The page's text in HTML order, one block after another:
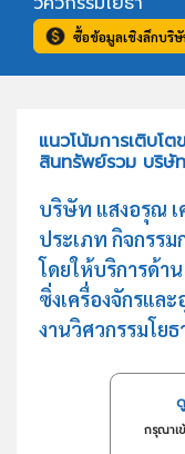
ซื้อข้อมูลเชิงลึกบริ
แนวโน้มการเติบโ
สินทรัพย์รวม บริษั
บริษัท แสงอรุณ เ
ประเภท กิจกรร
โดยให้บริการด้า
ซิ่งเครื่องจักรแล
งานวิศวกรรมโยธ
กรุณาเ